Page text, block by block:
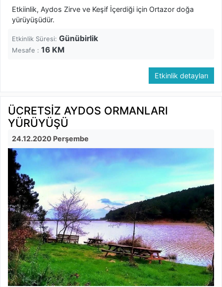
Etkiinlik, Aydos Zirve ve Keşif İçerdiği için Ortazor doğa
yürüyüşüdür.
Etkinlik Süresi: Günübirlik
Mesafe : 16 KM
Etkinlik detayları
ÜCRETSİZ AYDOS ORMANLARI
YÜRÜYÜŞÜ
24.12.2020 Perşembe